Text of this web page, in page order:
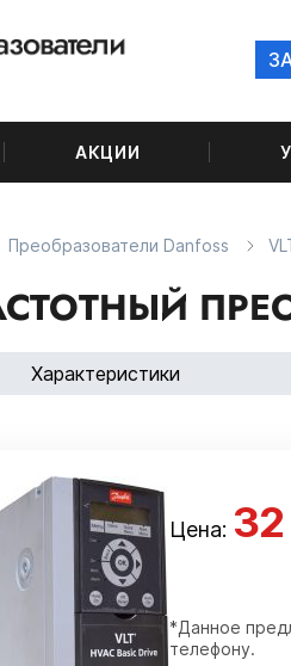
АКЦИИ
Преобразователи Danfoss
Характеристики
Цена:
*Данное
телефону.